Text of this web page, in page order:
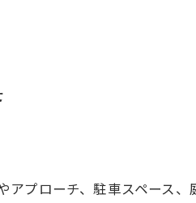
プローチ、駐車スペース、